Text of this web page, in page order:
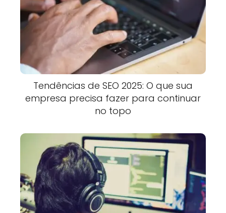
Tendências de SEO 2025: O que sua
empresa precisa fazer para continuar
no topo